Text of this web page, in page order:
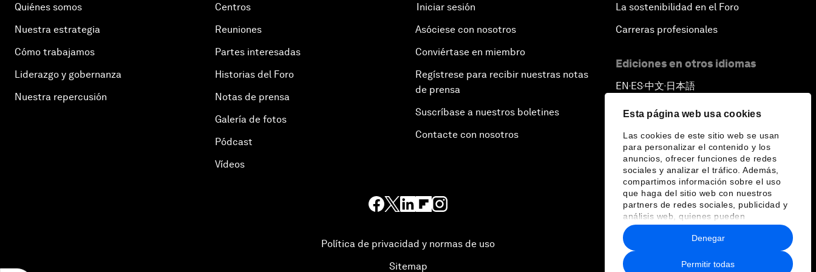
Esta página web usa cookies
Las cookies de este sitio web se usan
para personalizar el contenido y los
anuncios, ofrecer funciones de redes
sociales y analizar el tráfico. Además,
compartimos información sobre el uso
que haga del sitio web con nuestros
partners de redes sociales, publicidad y
análisis web, quienes pueden
combinarla con otra información que les
haya proporcionado o que hayan
recopilado a partir del uso que haya
hecho de sus servicios.
Permitir todas
Denegar
Quiénes somos
Nuestra estrategia
Cómo trabajamos
Liderazgo y gobernanza
Nuestra repercusión
Centros
Reuniones
Partes interesadas
Historias del Foro
Notas de prensa
Galería de fotos
Pódcast
Vídeos
Iniciar sesión
Asóciese con nosotros
Conviértase en miembro
Regístrese para recibir nuestras notas
de prensa
Suscríbase a nuestros boletines
Contacte con nosotros
La sostenibilidad en el Foro
Carreras profesionales
Ediciones en otros idiomas
EN ▪ ES▪中文▪ 日本語
Política de privacidad y normas de uso
Sitemap